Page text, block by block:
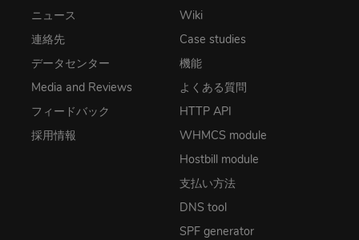
ニュース
連絡先
データセンター
Media and Reviews
フィードバック
採用情報
Wiki
Case studies
機能
よくある質問
HTTP API
WHMCS module
Hostbill module
支払い方法
DNS tool
SPF generator